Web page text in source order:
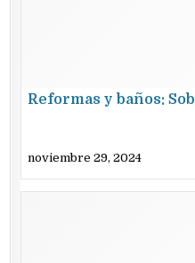
Reformas y baños:
noviembre 29, 2024